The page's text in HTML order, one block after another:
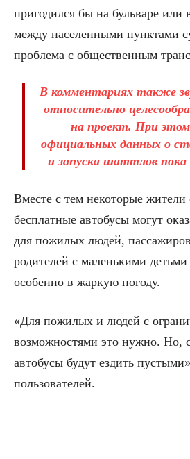
пригодился бы на бульваре или
между населенными пунктами
проблема с общественным
В комментариях также
относительно
на проект. При
официальных данных о
и запуска шаттлов пока
Вместе с тем некоторые жители
бесплатные автобусы могут
для пожилых людей,
родителей с маленькими
особенно в жаркую погоду.
«Для пожилых и людей с
возможностями это нужно. Но,
автобусы будут ездить
пользователей.